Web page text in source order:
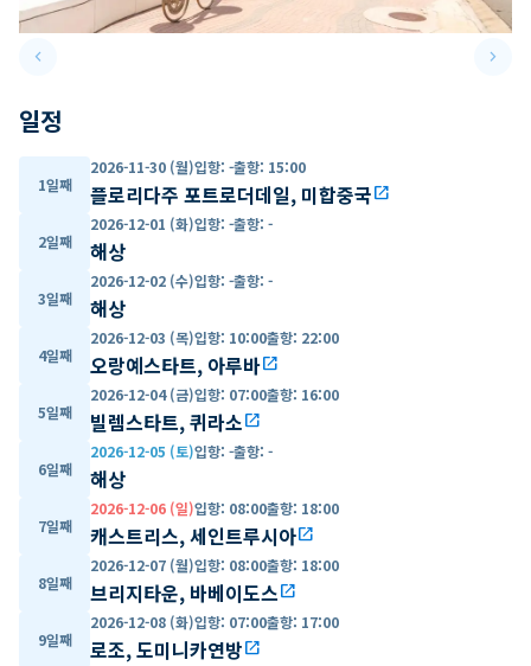
keyboard_arrow_leftPrevious slide keyboard_arrow_right
일정
1일째
2026-11-30 (월)입항: -출항: 15:00
플로리다주 포트로더데일, 미합중국open_in_new
2일째
2026-12-01 (화)입항: -출항: -
해상
3일째
2026-12-02 (수)입항: -출항: -
해상
4일째
2026-12-03 (목)입항: 10:00출항: 22:00
오랑예스타트, 아루바open_in_new
5일째
2026-12-04 (금)입항: 07:00출항: 16:00
빌렘스타트, 퀴라소open_in_new
6일째
2026-12-05 (토)입항: -출항: -
해상
7일째
2026-12-06 (일)입항: 08:00출항: 18:00
캐스트리스, 세인트루시아open_in_new
8일째
2026-12-07 (월)입항: 08:00출항: 18:00
브리지타운, 바베이도스open_in_new
9일째
2026-12-08 (화)입항: 07:00출항: 17:00
로조, 도미니카연방open_in_new